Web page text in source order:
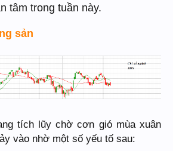
tâm trong tuần này.
sản
tích lũy chờ cơn gió mùa xuân
vào nhờ một số yếu tố sau: